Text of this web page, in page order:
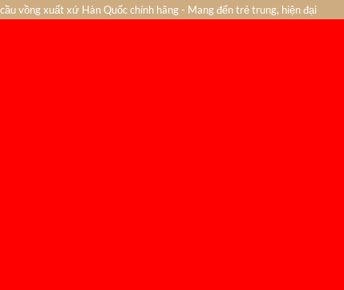
vồng xuất xứ Hàn Quốc chính hãng - Mang đến trẻ trung, hiện đại